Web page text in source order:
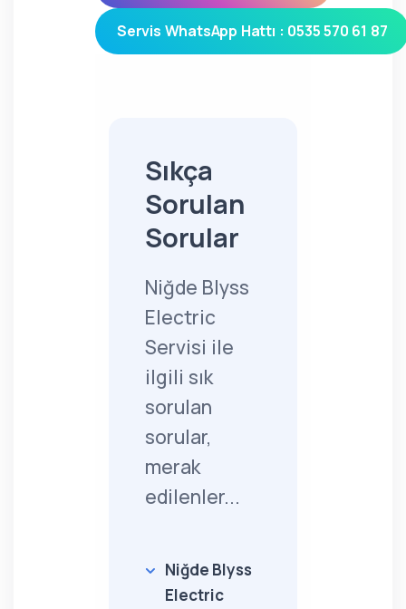
Servis WhatsApp Hattı : 0535 570 61 87
Sıkça
Sorulan
Sorular
Niğde Blyss
Electric
Servisi ile
ilgili sık
sorulan
sorular,
merak
edilenler...
Niğde Blyss
Electric